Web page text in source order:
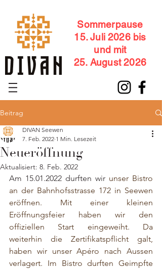
Sommerpause
15. Juli 2026 bis
und mit
25. August 2026
Beitrag
Neueröffnung
DIVAN Seewen
7. Feb. 2022 1 Min. Lesezeit
Aktualisiert: 8. Feb. 2022
Am 15.01.2022 durften wir unser Bistro
an der Bahnhofsstrasse 172 in Seewen
eröffnen. Mit einer kleinen
Eröffnungsfeier haben wir den
offiziellen Start eingeweiht. Da
weiterhin die Zertifikatspflicht galt,
haben wir unser Apéro nach Aussen
verlagert. Im Bistro durften Geimpfte